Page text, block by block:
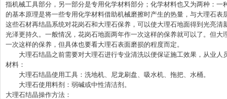
指机械工具部分，另一部分是专用化学材料部分；化学材料也又为两种：
的基本原理是将一些专用化学材料借助机械磨擦时产生的热量，与大理石
这些石材再结晶系统对花岗石和大理石保养，可以使大理石地面得到光亮
光泽更持久。一般情况，花岗石地面两年作一次这样的保养就可以了。但
一次这样的保养，但具体也要看大理石表面磨损的程度而定。
大理石结晶之前需要对大理石进行专业清洗以便保证施工效果，从业人
材料：
大理石结晶使用工具：洗地机、尼龙刷盘、吸水机、拖把、水桶。
大理石使用料剂：弱碱或中性清洁剂。
大理石结晶操作方法：